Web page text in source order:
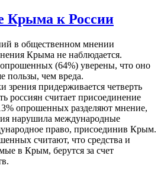
Крыма к России
в общественном мнении
Крыма не наблюдается.
(64%) уверены, что оно
пользы, чем вреда.
придерживается четверть
россиян считает присоединение
опрошенных разделяют мнение,
нарушила международные
право, присоединив Крым.
считают, что средства и
в Крым, берутся за счет